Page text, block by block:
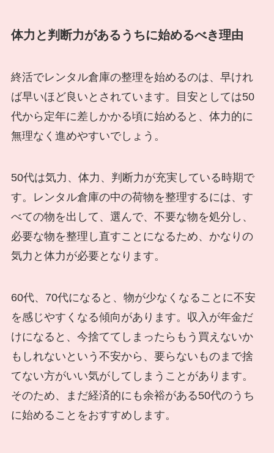
体力と判断力があるうちに始めるべき理由
終活でレンタル倉庫の整理を始めるのは、早けれ
ば早いほど良いとされています。目安としては50
代から定年に差しかかる頃に始めると、体力的に
無理なく進めやすいでしょう。
50代は気力、体力、判断力が充実している時期で
す。レンタル倉庫の中の荷物を整理するには、す
べての物を出して、選んで、不要な物を処分し、
必要な物を整理し直すことになるため、かなりの
気力と体力が必要となります。
60代、70代になると、物が少なくなることに不安
を感じやすくなる傾向があります。収入が年金だ
けになると、今捨ててしまったらもう買えないか
もしれないという不安から、要らないものまで捨
てない方がいい気がしてしまうことがあります。
そのため、まだ経済的にも余裕がある50代のうち
に始めることをおすすめします。